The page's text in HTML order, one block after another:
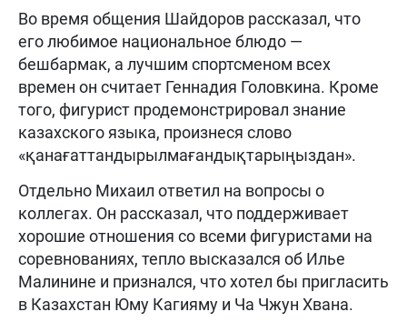
Во время общения Шайдоров рассказал, что
его любимое национальное блюдо —
бешбармак, а лучшим спортсменом всех
времен он считает Геннадия Головкина. Кроме
того, фигурист продемонстрировал знание
казахского языка, произнеся слово
«қанағаттандырылмағандықтарыңыздан».
Отдельно Михаил ответил на вопросы о
коллегах. Он рассказал, что поддерживает
хорошие отношения со всеми фигуристами на
соревнованиях, тепло высказался об Илье
Малинине и признался, что хотел бы пригласить
в Казахстан Юму Кагияму и Ча Чжун Хвана.